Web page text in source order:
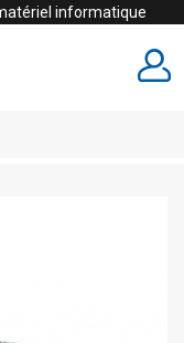
informatique